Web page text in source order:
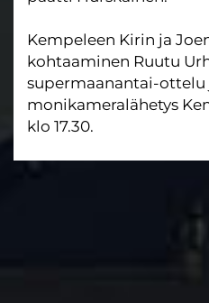
Kempeleen Kirin ja
kohtaaminen Ruutu
supermaanantai-ottelu
monikameralähetys
klo 17.30.